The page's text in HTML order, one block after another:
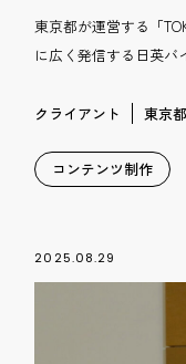
東京都が運営する「
に広く発信する日英バ
クライアント 東京都
コンテンツ制作
2025.08.29